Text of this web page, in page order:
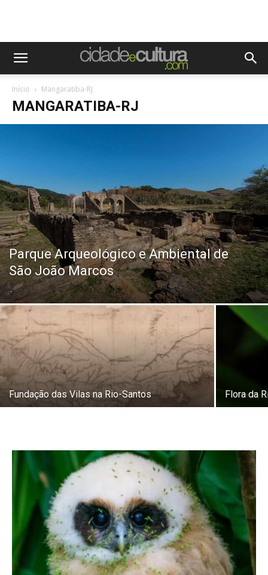
Início Mangaratiba-RJ
MANGARATIBA-RJ
Parque Arqueológico e Ambiental de
São João Marcos
.
Fundação das Vilas na Rio-Santos Flora da